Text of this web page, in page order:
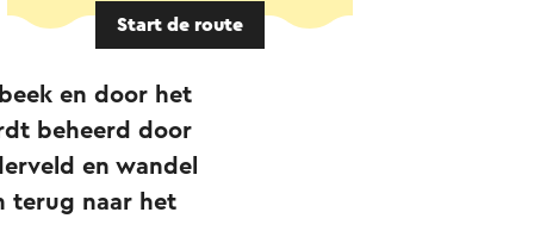
Start de route
en door het
beheerd door
en wandel
terug naar het